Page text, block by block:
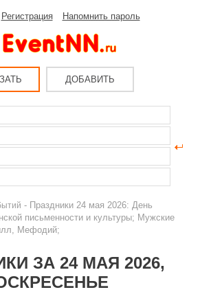
Регистрация Напомнить пароль
ДОБАВИТЬ
- Праздники 24 мая 2026: День
письменности и культуры; Мужские
Мефодий;
ЗА 24 МАЯ 2026,